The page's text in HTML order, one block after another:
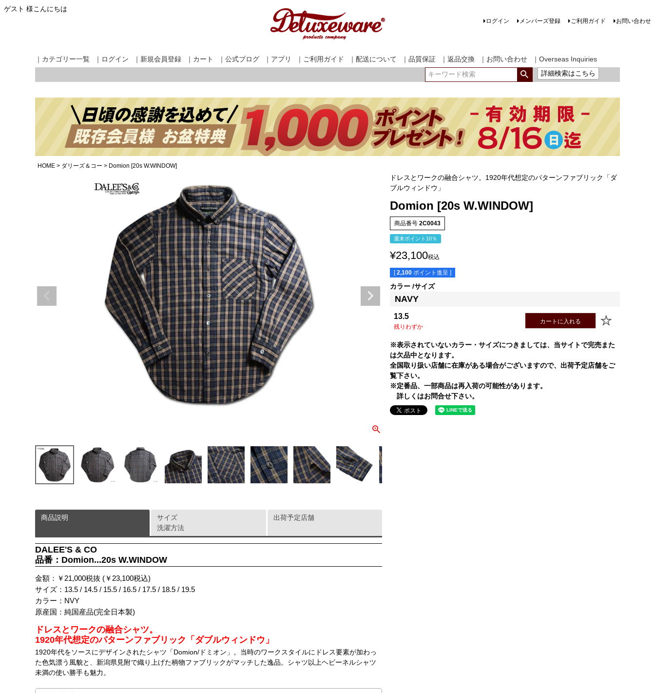
ゲスト 様こんにちは
ログイン メンバーズ登録 ご利用ガイド お問い合わせ
｜カテゴリー一覧 ｜ログイン ｜新規会員登録 ｜カート ｜公式ブログ ｜アプリ ｜ご利用ガイド ｜配送について ｜品質保証 ｜返品交換 ｜お問い合わせ
｜Overseas Inquiries
詳細検索はこちら
HOME ダリーズ＆コー Domion [20s W.WINDOW]
商品説明
DALEE'S & CO
品番：Domion...20s W.WINDOW
金額：￥21,000税抜 (￥23,100税込)
サイズ：13.5 / 14.5 / 15.5 / 16.5 / 17.5 / 18.5 / 19.5
カラー：NVY
原産国：純国産品(完全日本製)
ドレスとワークの融合シャツ。
1920年代想定のパターンファブリック「ダブルウィンドウ」
1920年代をソースにデザインされたシャツ「Domion/ドミオン」。当時のワークスタイルにドレス要素が加わっ
た色気漂う風貌と、新潟県見附で織り上げた柄物ファブリックがマッチした逸品。シャツ以上ヘビーネルシャツ
未満の使い勝手も魅力。
サイズ
洗濯方法
出荷予定店舗
ドレスとワークの融合シャツ。1920年代想定のパターンファブリック「ダ
ブルウィンドウ」
Domion [20s W.WINDOW]
商品番号 2C0043
週末ポイント10％
¥23,100税込
[ 2,100 ポイント進呈 ]
カラー サイズ
NAVY
13.5
残りわずか
カートに入れる
※表示されていないカラー・サイズにつきましては、当サイトで完売また
は欠品中となります。
全国取り扱い店舗に在庫がある場合がございますので、出荷予定店舗をご
覧下さい。
※定番品、一部商品は再入荷の可能性があります。
詳しくはお問合せ下さい。